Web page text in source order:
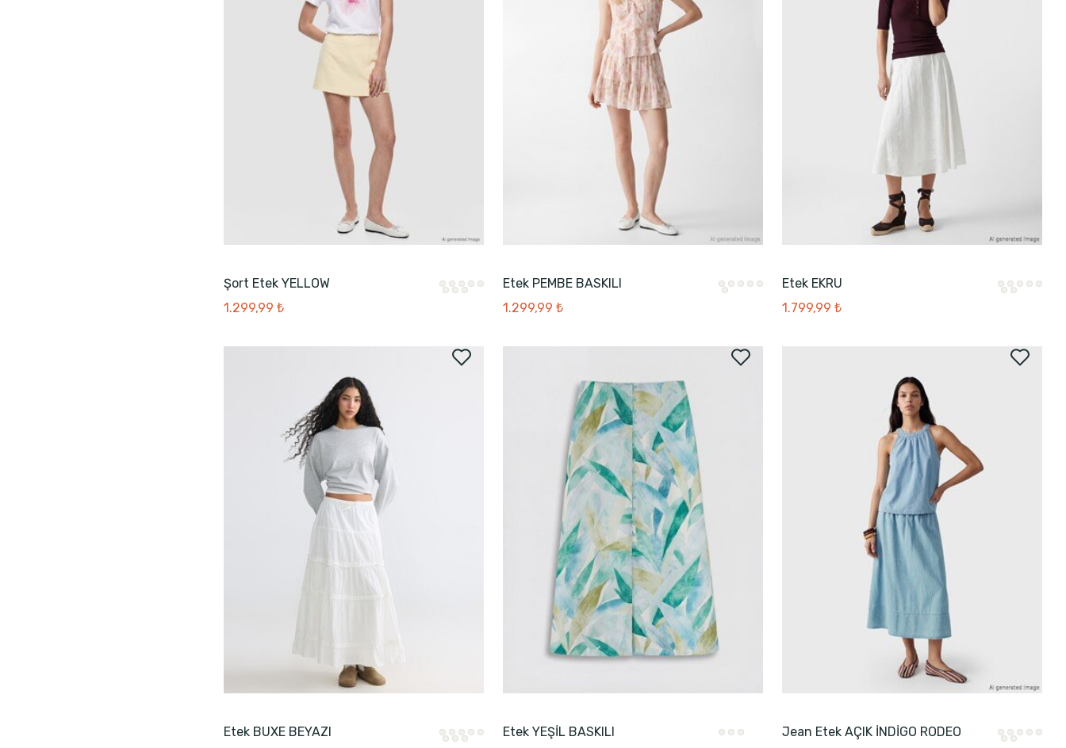
Şort Etek YELLOW
1.299,99 ₺
Etek PEMBE BASKILI
1.299,99 ₺
Etek EKRU
1.799,99 ₺
Etek BUXE BEYAZI Etek YEŞİL BASKILI Jean Etek AÇIK İNDİGO RODEO